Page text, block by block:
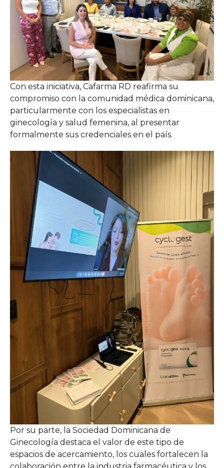
Con esta iniciativa, Cafarma RD reafirma su
compromiso con la comunidad médica dominicana,
particularmente con los especialistas en
ginecología y salud femenina, al presentar
formalmente sus credenciales en el país.
Por su parte, la Sociedad Dominicana de
Ginecología destaca el valor de este tipo de
espacios de acercamiento, los cuales fortalecen la